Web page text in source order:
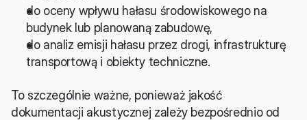
do oceny wpływu hałasu środowiskowego na
budynek lub planowaną zabudowę,
do analiz emisji hałasu przez drogi, infrastrukturę
transportową i obiekty techniczne.
To szczególnie ważne, ponieważ jakość
dokumentacji akustycznej zależy bezpośrednio od